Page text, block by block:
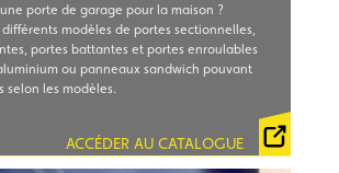
porte de garage pour la maison ?
différents modèles de portes sectionnelles,
portes battantes et portes enroulables
ou panneaux sandwich pouvant
selon les modèles.
ACCÉDER AU CATALOGUE
HORMANN PORTES BASCULANTES
HORMANN PORTES SECTIONNELLES
CATALOGUE NOVOFERM 2024
CATALOGUE TUBAUTO 2023
CATALOGUE FRANCE FERMETURES